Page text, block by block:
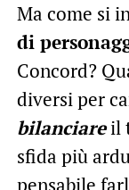
Ma come si
di
Concord?
diversi per
bilanciareil
sfida più
pensabile